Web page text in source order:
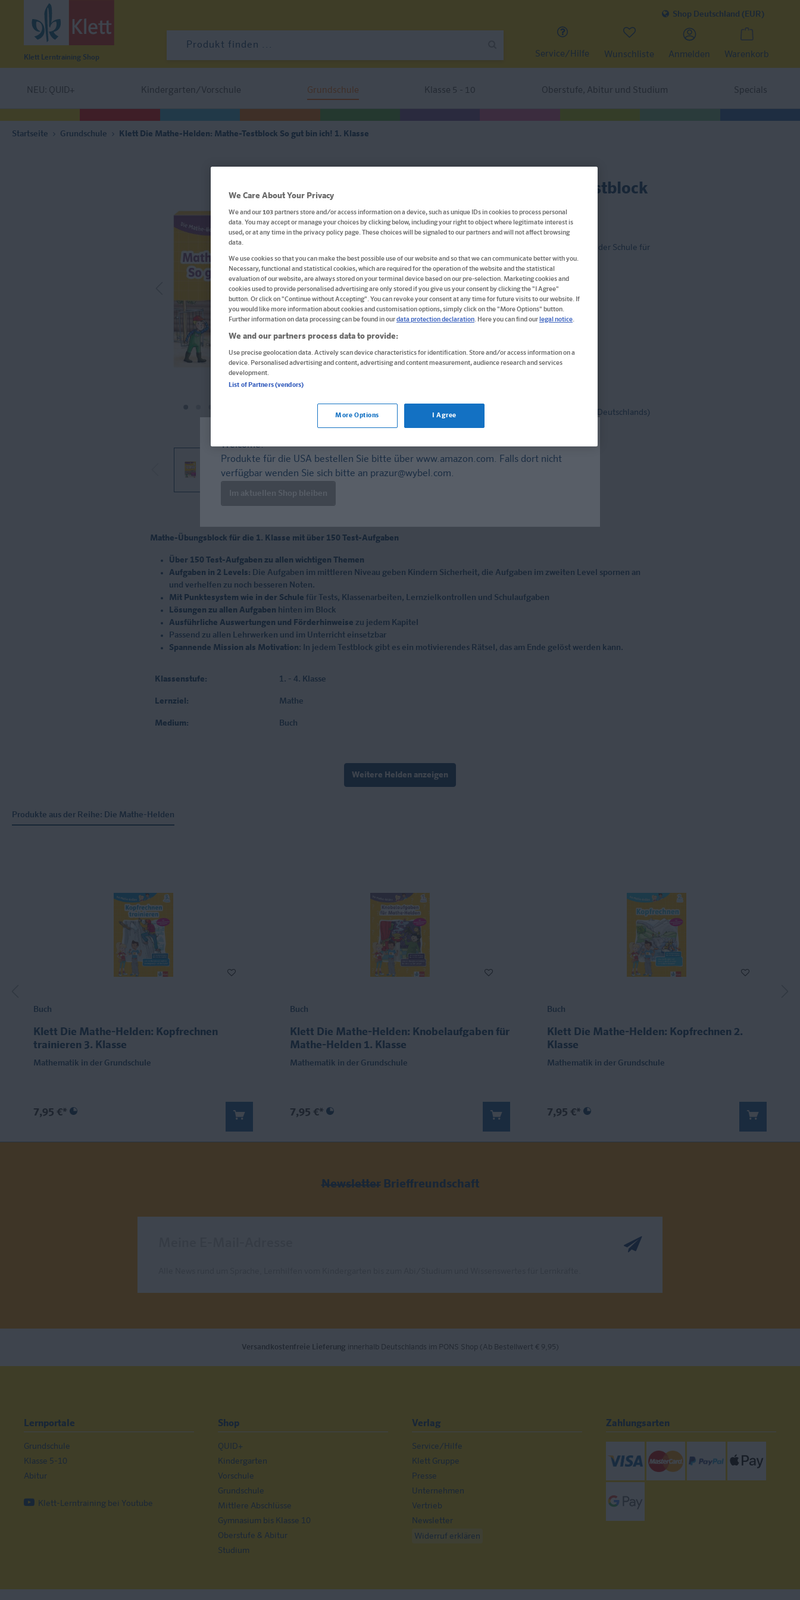
Klett Lerntraining Shop
Shop Deutschland (EUR)
Service/Hilfe Wunschliste Anmelden Warenkorb
NEU: QUID+ Kindergarten/Vorschule Grundschule Klasse 5 - 10 Oberstufe, Abitur und Studium Specials
Startseite Grundschule Klett Die Mathe-Helden: Mathe-Testblock So gut bin ich! 1. Klasse
Im Buch blättern
Klett Die Mathe-Helden: Mathe-Testblock
So gut bin ich! 1. Klasse
Rechnen und Mathematik in der Grundschule, Mit Punktesystem wie in der Schule für
Tests, Klassenarbeiten, Lernzielkontrollen un
Buch
Format: 14,8 x 21,0 cm, 144 Seiten
ISBN: 978-3-12-949680-0
Informationen für Lehrer:innen und Referendar:innen
8,95 €
Lieferung bei Online-Bestellwert ab € 9,95 (innerh. Deutschlands)
Mathe-Übungsblock für die 1. Klasse mit über 150 Test-Aufgaben
Über 150 Test-Aufgaben zu allen wichtigen Themen
Aufgaben in 2 Levels: Die Aufgaben im mittleren Niveau geben Kindern Sicherheit, die Aufgaben im zweiten Level spornen an
und verhelfen zu noch besseren Noten.
Mit Punktesystem wie in der Schule für Tests, Klassenarbeiten, Lernzielkontrollen und Schulaufgaben
Lösungen zu allen Aufgaben hinten im Block
Ausführliche Auswertungen und Förderhinweise zu jedem Kapitel
Passend zu allen Lehrwerken und im Unterricht einsetzbar
Spannende Mission als Motivation: In jedem Testblock gibt es ein motivierendes Rätsel, das am Ende gelöst werden kann.
Klassenstufe: 1. - 4. Klasse
Lernziel: Mathe
Medium: Buch
Weitere Helden anzeigen
Produkte aus der Reihe: Die Mathe-Helden
Buch
Klett Die Mathe-Helden: Kopfrechnen
trainieren 3. Klasse
Mathematik in der Grundschule
7,95 €*
Buch
Klett Die Mathe-Helden: Knobelaufgaben für
Mathe-Helden 1. Klasse
Mathematik in der Grundschule
7,95 €*
Buch
Klett Die Mathe-Helden: Kopfrechnen 2.
Klasse
Mathematik in der Grundschule
7,95 €*
Newsletter Brieffreundschaft
Versandkostenfreie Lieferung innerhalb Deutschlands im PONS Shop (Ab Bestellwert € 9,95)
Lernportale
Grundschule
Klasse 5-10
Abitur
Klett-Lerntraining bei Youtube
Shop
QUID+
Kindergarten
Vorschule
Grundschule
Mittlere Abschlüsse
Gymnasium bis Klasse 10
Oberstufe & Abitur
Studium
Verlag
Service/Hilfe
Klett Gruppe
Presse
Unternehmen
Vertrieb
Newsletter
Widerruf erklären
Zahlungsarten
Mastercard
Welcome!
Produkte für die USA bestellen Sie bitte über www.amazon.com. Falls dort nicht
verfügbar wenden Sie sich bitte an prazur@wybel.com.
Im aktuellen Shop bleiben
We Care About Your Privacy
We and our103partners store and/or access information on a device, such as unique IDs in cookies to process personal
data. You may accept or manage your choices by clicking below, including your right to object where legitimate interest is
used, or at any time in the privacy policy page. These choices will be signaled to our partners and will not affect browsing
data.
We use cookies so that you can make the best possible use of our website and so that we can communicate better with you.
Necessary, functional and statistical cookies, which are required for the operation of the website and the statistical
evaluation of our website, are always stored on your terminal device based on our pre-selection. Marketing cookies and
cookies used to provide personalised advertising are only stored if you give us your consent by clicking the "I Agree"
button. Or click on "Continue without Accepting". You can revoke your consent at any time for future visits to our website. If
you would like more information about cookies and customisation options, simply click on the "More Options" button.
Further information on data processing can be found in ourdata protection declaration. Here you can find our legal notice.
We and our partners process data to provide:
Use precise geolocation data. Actively scan device characteristics for identification. Store and/or access information on a
device. Personalised advertising and content, advertising and content measurement, audience research and services
development.
List of Partners (vendors)
I Agree
More Options